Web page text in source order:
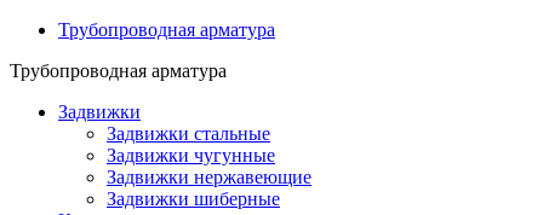
Трубопроводная арматура
Трубопроводная арматура
Задвижки
Задвижки стальные
Задвижки чугунные
Задвижки нержавеющие
Задвижки шиберные